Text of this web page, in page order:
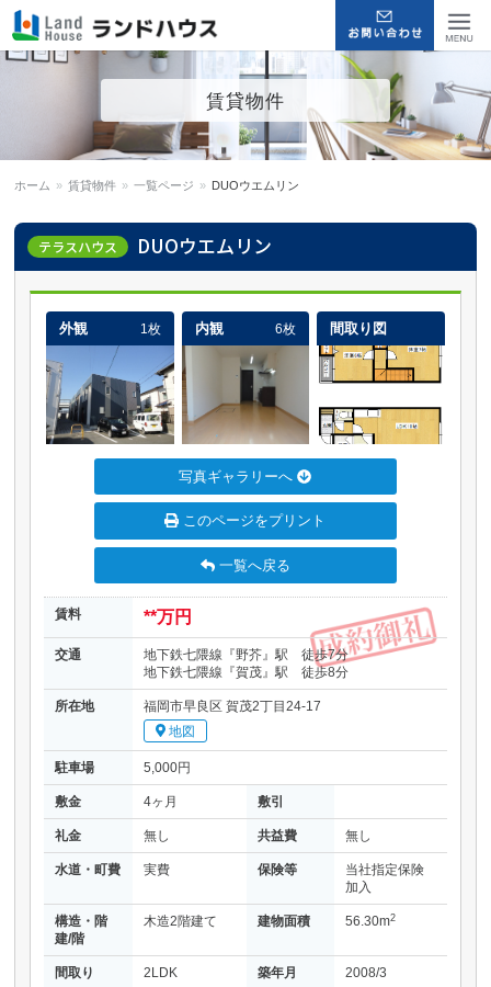
福岡早良区の賃貸物件・売買
物件 | ランドハウス
賃貸物件
ホーム » 賃貸物件 » 一覧ページ » DUOウエムリン
テラスハウス DUOウエムリン
外観 1枚 内観 6枚 間取り図
写真ギャラリーへ
このページをプリント
一覧へ戻る
賃料 **万円
交通
地下鉄七隈線『野芥』駅 徒歩7分
地下鉄七隈線『賀茂』駅 徒歩8分
所在地
福岡市早良区 賀茂2丁目24-17
地図
駐車場 5,000円
敷金 4ヶ月 敷引
礼金 無し 共益費 無し
水道・町費 実費 保険等
当社指定保険
加入
構造・階
建/階
木造2階建て 建物面積 56.30m2
間取り 2LDK 築年月 2008/3